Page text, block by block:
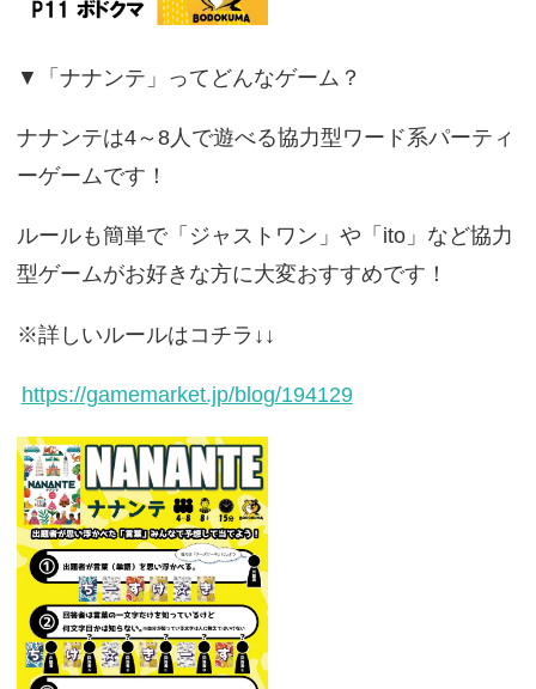
▼「ナナンテ」ってどんなゲーム？
ナナンテは4～8人で遊べる協力型ワード系パーティ
ーゲームです！
ルールも簡単で「ジャストワン」や「ito」など協力
型ゲームがお好きな方に大変おすすめです！
※詳しいルールはコチラ↓↓
https://gamemarket.jp/blog/194129